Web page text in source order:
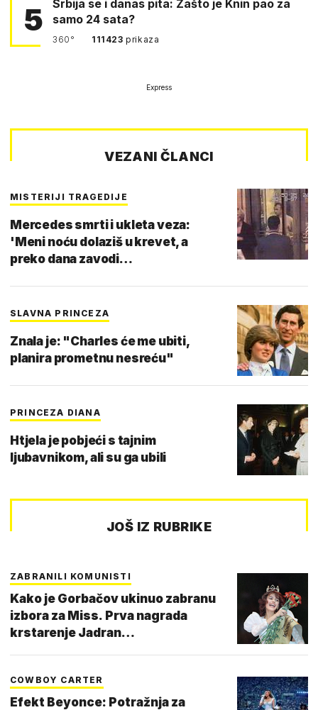
5
Srbija se i danas pita: Zašto je Knin pao za
samo 24 sata?
360° 111423prikaza
Express
VEZANI ČLANCI
MISTERIJI TRAGEDIJE
Mercedes smrti i ukleta veza:
'Meni noću dolaziš u krevet, a
preko dana zavodi…
SLAVNA PRINCEZA
Znala je: "Charles će me ubiti,
planira prometnu nesreću"
PRINCEZA DIANA
Htjela je pobjeći s tajnim
ljubavnikom, ali su ga ubili
JOŠ IZ RUBRIKE
ZABRANILI KOMUNISTI
Kako je Gorbačov ukinuo zabranu
izbora za Miss. Prva nagrada
krstarenje Jadran…
COWBOY CARTER
Efekt Beyonce: Potražnja za